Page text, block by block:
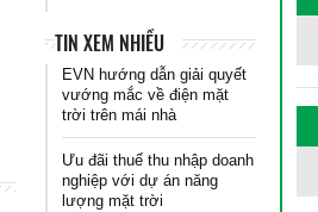
TIN XEM NHIỀU
EVN hướng dẫn giải quyết
vướng mắc về điện mặt
trời trên mái nhà
Ưu đãi thuế thu nhập doanh
nghiệp với dự án năng
lượng mặt trời